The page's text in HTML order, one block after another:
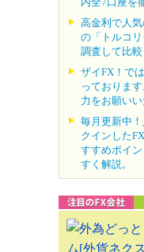
高金利で人
の「トルコ
調査して比較
ザイFX！で
っておりま
力をお願いい
毎月更新中
クインした
すすめポイ
すく解説。